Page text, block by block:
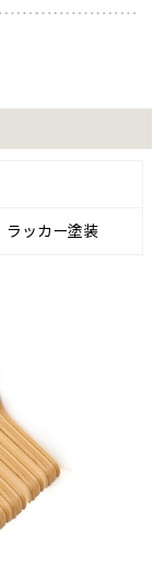
ラッカー塗装